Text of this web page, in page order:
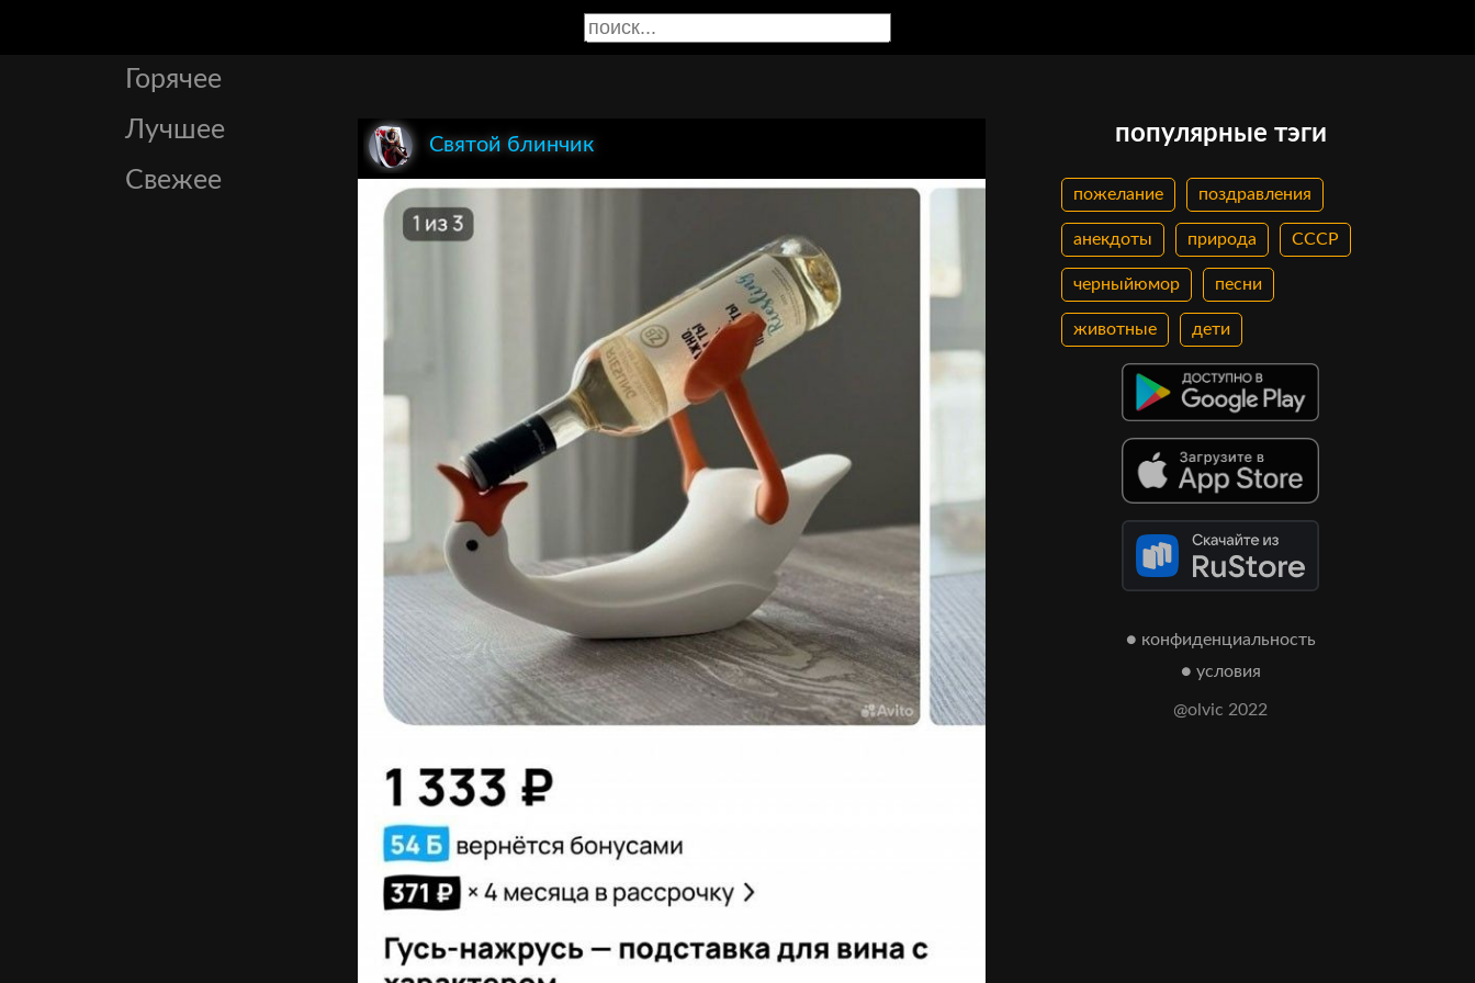
Горячее
Лучшее
Свежее
Святой блинчик популярные тэги
пожелание поздравления
анекдоты природа СССР
черныйюмор песни
животные дети
● конфиденциальность
● условия
@olvic 2022